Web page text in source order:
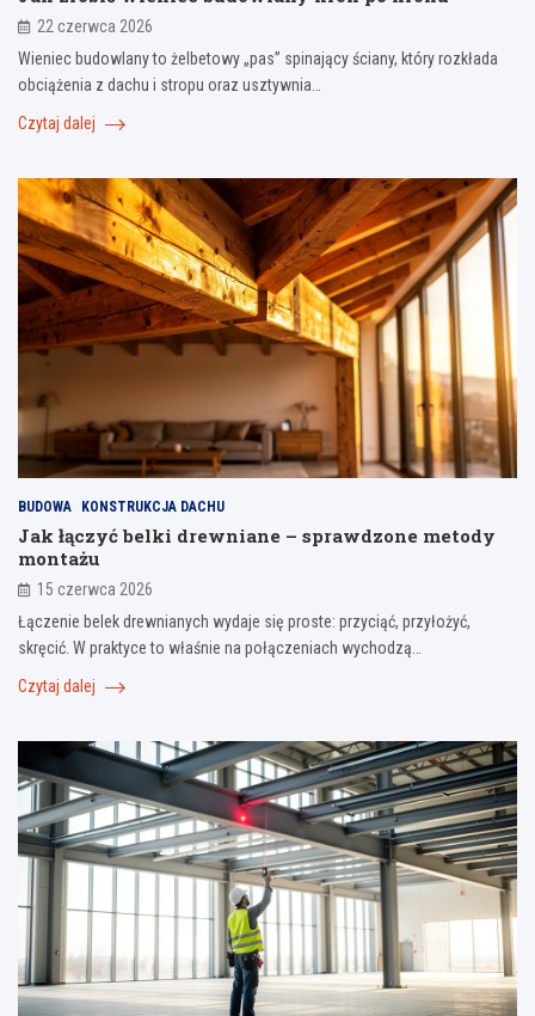
22 czerwca 2026
Wieniec budowlany to żelbetowy „pas” spinający ściany, który rozkłada
obciążenia z dachu i stropu oraz usztywnia…
Czytaj dalej
BUDOWA KONSTRUKCJA DACHU
Jak łączyć belki drewniane – sprawdzone metody
montażu
15 czerwca 2026
Łączenie belek drewnianych wydaje się proste: przyciąć, przyłożyć,
skręcić. W praktyce to właśnie na połączeniach wychodzą…
Czytaj dalej